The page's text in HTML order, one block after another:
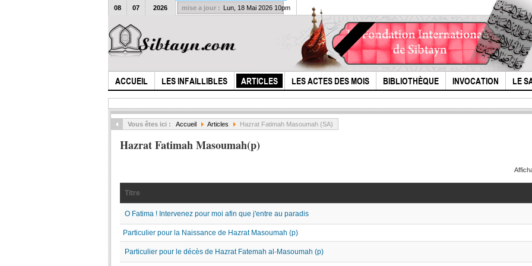
ACCUEIL LES INFAILLIBLES ARTICLES LES ACTES DES MOIS BIBLIOTHÈQUE INVOCATION LE
08 07 2026 mise a jour : Lun, 18 Mai 2026 10pm
Vous êtes ici : Accueil Articles Hazrat Fatimah Masoumah (SA)
Hazrat Fatimah Masoumah(p)
Titre
O Fatima ! Intervenez pour moi afin que j'entre au paradis
Particulier pour la Naissance de Hazrat Masoumah (p)
Particulier pour le décès de Hazrat Fatemah al-Masoumah (p)
Ali est le successeur